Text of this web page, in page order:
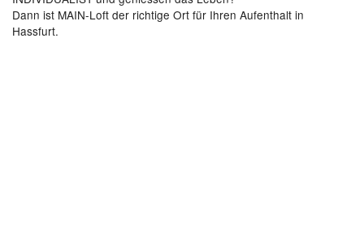
Dann ist MAIN-Loft der richtige Ort für Ihren Aufenthalt in
Hassfurt.